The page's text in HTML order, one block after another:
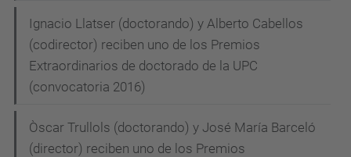
Ignacio Llatser (doctorando) y Alberto Cabellos
(codirector) reciben uno de los Premios
Extraordinarios de doctorado de la UPC
(convocatoria 2016)
Òscar Trullols (doctorando) y José María Barceló
(director) reciben uno de los Premios